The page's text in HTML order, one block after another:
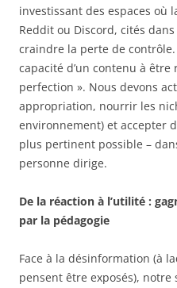
investissant des espaces où
Reddit ou Discord, cités
craindre la perte de
capacité d’un contenu à être
perfection ». Nous devons
appropriation, nourrir les
environnement) et accepter
plus pertinent possible –
personne dirige.
De la réaction à l’utilité :
par la pédagogie
Face à la désinformation (à
pensent être exposés),